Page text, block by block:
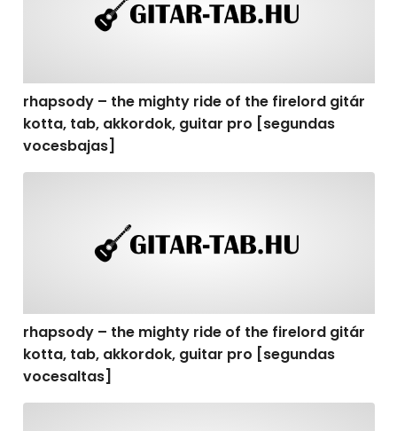
rhapsody – the mighty ride of the firelord gitár
kotta, tab, akkordok, guitar pro [segundas
vocesbajas]
rhapsody – the mighty ride of the firelord gitár
kotta, tab, akkordok, guitar pro [segundas
vocesaltas]